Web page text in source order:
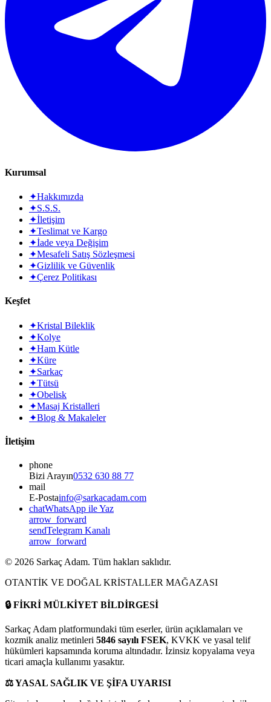
Kurumsal
✦Hakkımızda
✦S.S.S.
✦İletişim
✦Teslimat ve Kargo
✦İade veya Değişim
✦Mesafeli Satış Sözleşmesi
✦Gizlilik ve Güvenlik
✦Çerez Politikası
Keşfet
✦Kristal Bileklik
✦Kolye
✦Ham Kütle
✦Küre
✦Sarkaç
✦Tütsü
✦Obelisk
✦Masaj Kristalleri
✦Blog & Makaleler
İletişim
phone
Bizi Arayın0532 630 88 77
mail
E-Postainfo@sarkacadam.com
chatWhatsApp ile Yaz
arrow_forward
sendTelegram Kanalı
arrow_forward
© 2026 Sarkaç Adam. Tüm hakları saklıdır.
OTANTİK VE DOĞAL KRİSTALLER MAĞAZASI
🔒FİKRİ MÜLKİYET BİLDİRGESİ
Sarkaç Adam platformundaki tüm eserler, ürün açıklamaları ve
kozmik analiz metinleri 5846 sayılı FSEK, KVKK ve yasal telif
hükümleri kapsamında koruma altındadır. İzinsiz kopyalama veya
ticari amaçla kullanımı yasaktır.
⚖️YASAL SAĞLIK VE ŞİFA UYARISI